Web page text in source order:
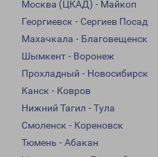
Москва (ЦКАД) - Майкоп
Георгиевск - Сергиев Посад
Махачкала - Благовещенск
Шымкент - Воронеж
Прохладный - Новосибирск
Канск - Ковров
Нижний Тагил - Тула
Смоленск - Кореновск
Тюмень - Абакан